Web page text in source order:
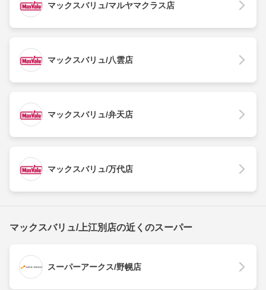
マックスバリュ/マルヤマクラス店
マックスバリュ/八雲店
マックスバリュ/弁天店
マックスバリュ/万代店
マックスバリュ/上江別店の近くのスーパー
スーパーアークス/野幌店